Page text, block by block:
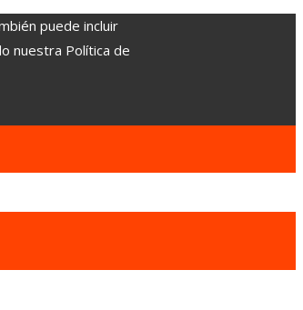
puede incluir
nuestra Política de